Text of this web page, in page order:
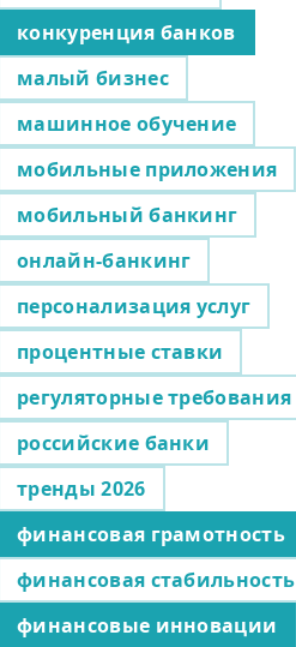
конкуренция банков
малый бизнес
машинное обучение
мобильные приложения
мобильный банкинг
онлайн-банкинг
персонализация услуг
процентные ставки
регуляторные требования
российские банки
тренды 2026
финансовая грамотность
финансовая стабильность
финансовые инновации